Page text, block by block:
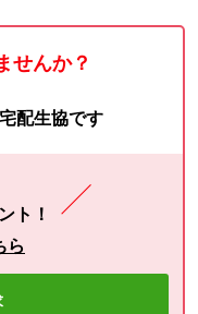
せんか？
配生協です
ト！
ら